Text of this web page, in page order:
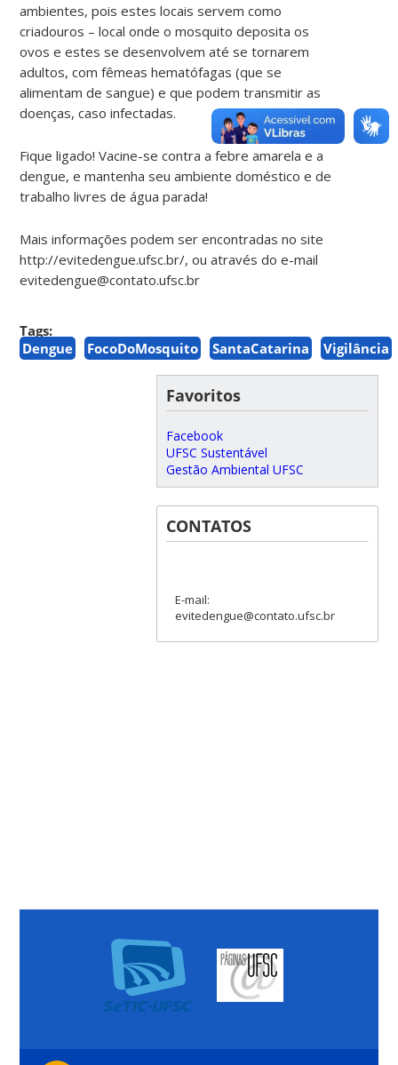
ambientes, pois estes locais servem como
criadouros – local onde o mosquito deposita os
ovos e estes se desenvolvem até se tornarem
adultos, com fêmeas hematófagas (que se
alimentam de sangue) e que podem transmitir as
doenças, caso infectadas.
Fique ligado! Vacine-se contra a febre amarela e a
dengue, e mantenha seu ambiente doméstico e de
trabalho livres de água parada!
Mais informações podem ser encontradas no site
http://evitedengue.ufsc.br/, ou através do e-mail
evitedengue@contato.ufsc.br
Tags:
Dengue
FocoDoMosquito SantaCatarina Vigilância
Favoritos
Facebook
UFSC Sustentável
Gestão Ambiental UFSC
CONTATOS
E-mail:
evitedengue@contato.ufsc.br